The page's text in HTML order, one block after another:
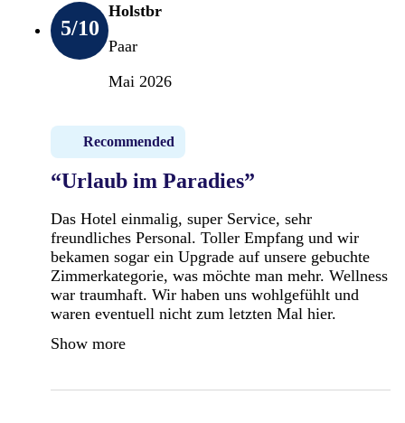
5/10
Holstbr
Paar
Mai 2026
Recommended
“Urlaub im Paradies”
Das Hotel einmalig, super Service, sehr
freundliches Personal. Toller Empfang und wir
bekamen sogar ein Upgrade auf unsere gebuchte
Zimmerkategorie, was möchte man mehr. Wellness
war traumhaft. Wir haben uns wohlgefühlt und
waren eventuell nicht zum letzten Mal hier.
Show more